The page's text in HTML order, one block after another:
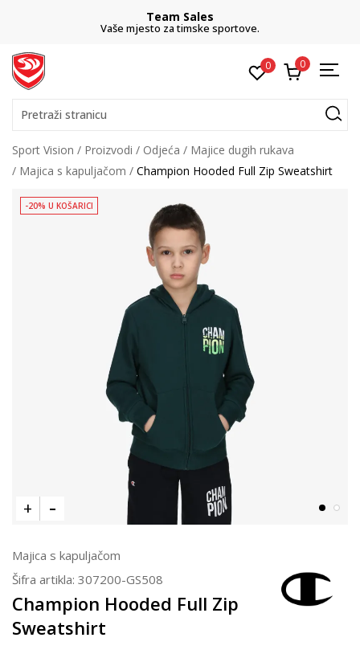
Team Sales
Vaše mjesto za timske sportove.
0 0
Pretraži stranicu
Sport Vision Proizvodi Odjeća
Majice dugih rukava
Majica s kapuljačom
Champion Hooded Full Zip Sweatshirt
-20% U KOŠARICI
Majica s kapuljačom
Šifra artikla: 307200-GS508
Champion Hooded Full Zip
Sweatshirt